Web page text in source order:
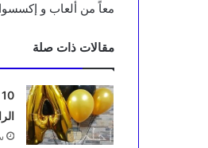
معاً من ألعاب و
مقالات ذات صلة